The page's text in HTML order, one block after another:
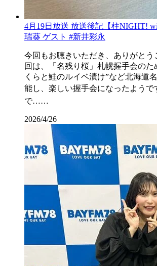
4月19日放送 放送後記【柱NIGHT!
瑞葵 ゲスト #新井彩永
今回もお聴きいただき、ありがとう
回は、「名残り桜」札幌握手会のた
くらと鮭のルイベ漬け”など北海道
能し、楽しい握手会になったよう
で……
2026/4/26